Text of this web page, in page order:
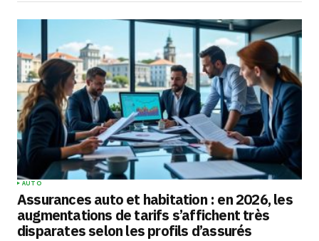
AUTO
Assurances auto et habitation : en 2026, les
augmentations de tarifs s’affichent très
disparates selon les profils d’assurés